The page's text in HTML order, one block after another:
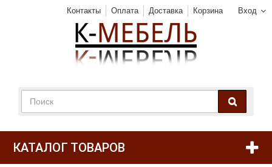
Вход
Контакты Оплата Доставка Корзина
КАТАЛОГ ТОВАРОВ